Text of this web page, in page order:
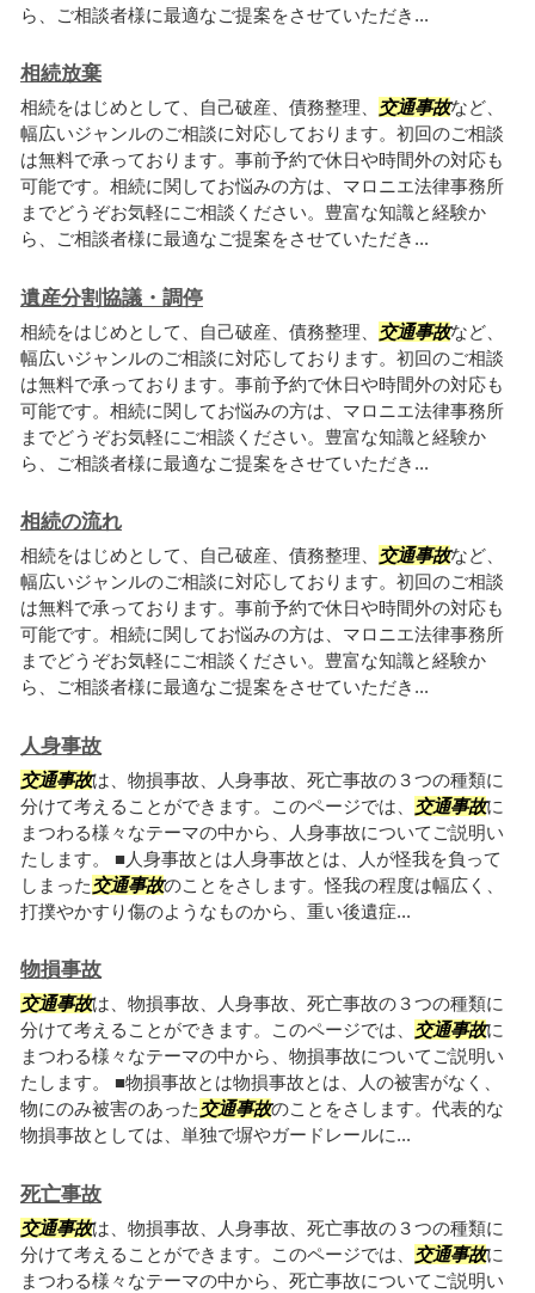
ら、ご相談者様に最適なご提案をさせていただき...
相続放棄
相続をはじめとして、自己破産、債務整理、 交通事故など、
幅広いジャンルのご相談に対応しております。初回のご相談
は無料で承っております。事前予約で休日や時間外の対応も
可能です。相続に関してお悩みの方は、マロニエ法律事務所
までどうぞお気軽にご相談ください。豊富な知識と経験か
ら、ご相談者様に最適なご提案をさせていただき...
遺産分割協議・調停
相続をはじめとして、自己破産、債務整理、 交通事故など、
幅広いジャンルのご相談に対応しております。初回のご相談
は無料で承っております。事前予約で休日や時間外の対応も
可能です。相続に関してお悩みの方は、マロニエ法律事務所
までどうぞお気軽にご相談ください。豊富な知識と経験か
ら、ご相談者様に最適なご提案をさせていただき...
相続の流れ
相続をはじめとして、自己破産、債務整理、 交通事故など、
幅広いジャンルのご相談に対応しております。初回のご相談
は無料で承っております。事前予約で休日や時間外の対応も
可能です。相続に関してお悩みの方は、マロニエ法律事務所
までどうぞお気軽にご相談ください。豊富な知識と経験か
ら、ご相談者様に最適なご提案をさせていただき...
人身事故
交通事故は、物損事故、人身事故、死亡事故の３つの種類に
分けて考えることができます。このページでは、 交通事故に
まつわる様々なテーマの中から、人身事故についてご説明い
たします。 ■人身事故とは人身事故とは、人が怪我を負って
しまった交通事故のことをさします。怪我の程度は幅広く、
打撲やかすり傷のようなものから、重い後遺症...
物損事故
交通事故は、物損事故、人身事故、死亡事故の３つの種類に
分けて考えることができます。このページでは、 交通事故に
まつわる様々なテーマの中から、物損事故についてご説明い
たします。 ■物損事故とは物損事故とは、人の被害がなく、
物にのみ被害のあった交通事故のことをさします。代表的な
物損事故としては、単独で塀やガードレールに...
死亡事故
交通事故は、物損事故、人身事故、死亡事故の３つの種類に
分けて考えることができます。このページでは、 交通事故に
まつわる様々なテーマの中から、死亡事故についてご説明い